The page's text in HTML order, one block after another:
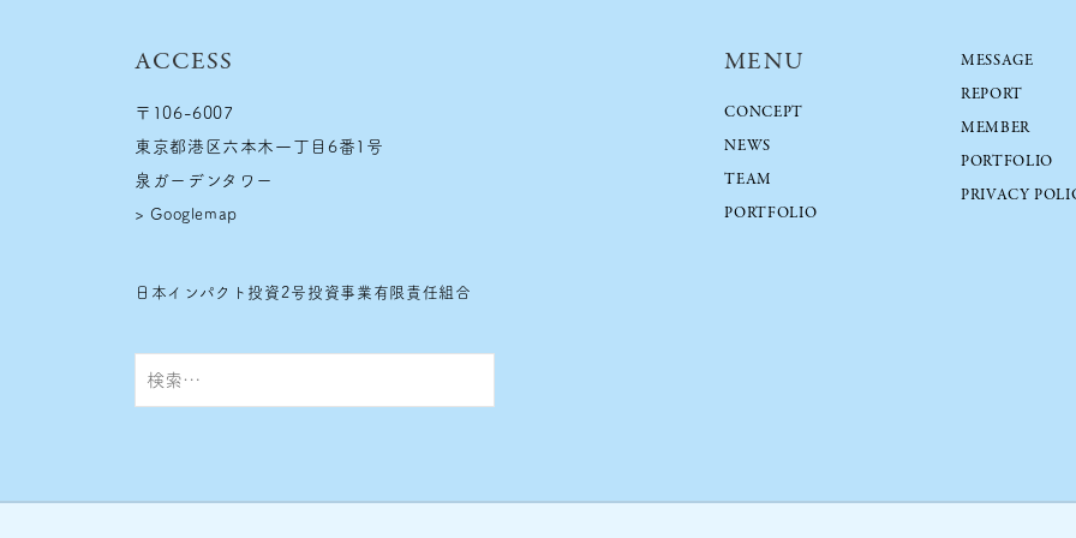
ACCESS
〒106-6007
東京都港区六本木一丁目6番1号
泉ガーデンタワー
> Googlemap
日本インパクト投資2号投資事業有限責任組合
MENU
CONCEPT
NEWS
TEAM
PORTFOLIO
MESSAGE
REPORT
MEMBER
PORTFOLIO
PRIVACY
索: